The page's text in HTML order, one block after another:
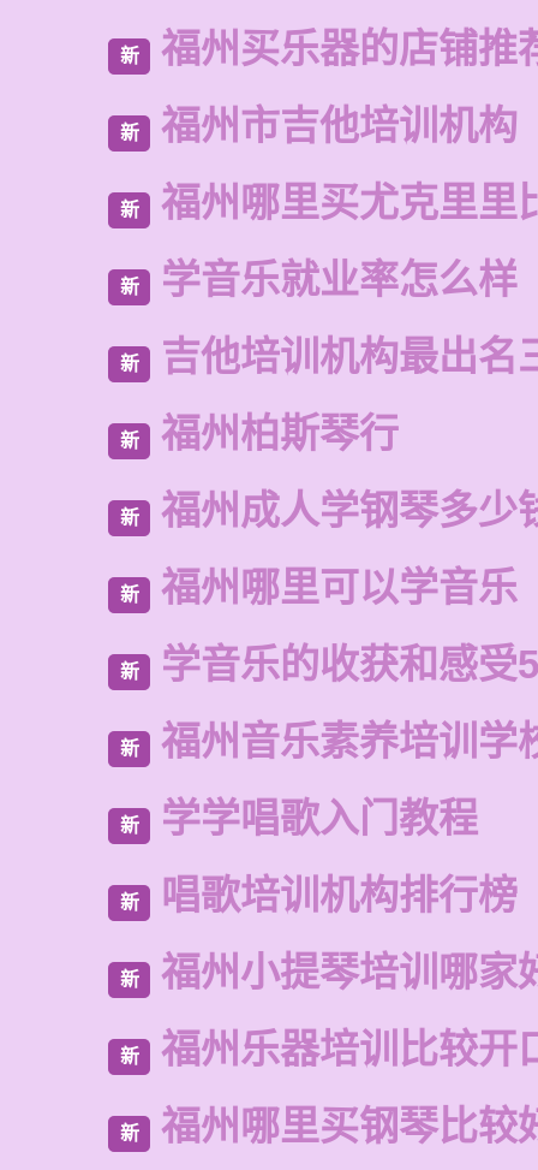
新 福州买乐器的店铺推
新 福州市吉他培训机构
新 福州哪里买尤克里里
新 学音乐就业率怎么样
新 吉他培训机构最出名
新 福州柏斯琴行
新 福州成人学钢琴多少
新 福州哪里可以学音乐
新 学音乐的收获和感受
新 福州音乐素养培训学
新 学学唱歌入门教程
新 唱歌培训机构排行榜
新 福州小提琴培训哪家
新 福州乐器培训比较开
新 福州哪里买钢琴比较